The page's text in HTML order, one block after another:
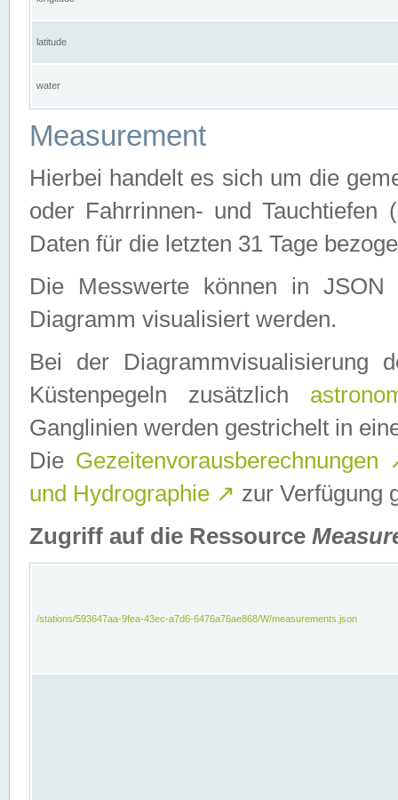
latitude
water
Measurement
Hierbei handelt es sich um die
oder Fahrrinnen- und Tauchtiefen
Daten für die letzten 31 Tage
Die Messwerte können in
Diagramm visualisiert werden.
Bei der Diagrammvisualisierung
Küstenpegeln zusätzlich
Ganglinien werden gestrichelt in
Die Gezeitenvorausberechnungen
und Hydrographie ↗ zur Verfügung
Zugriff auf die Ressource
/stations/593647aa-9fea-43ec-a7d6-6476a76ae868/W/measurements.json